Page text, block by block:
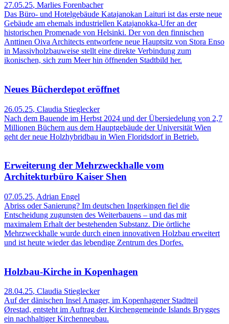
27.05.25, Marlies Forenbacher
Das Büro- und Hotelgebäude Katajanokan Laituri ist das erste neue
Gebäude am ehemals industriellen Katajanokka-Ufer an der
historischen Promenade von Helsinki. Der von den finnischen
Anttinen Oiva Architects entworfene neue Hauptsitz von Stora Enso
in Massivholzbauweise stellt eine direkte Verbindung zum
ikonischen, sich zum Meer hin öffnenden Stadtbild her.
Neues Bücherdepot eröffnet
26.05.25, Claudia Stieglecker
Nach dem Bauende im Herbst 2024 und der Übersiedelung von 2,7
Millionen Büchern aus dem Hauptgebäude der Universität Wien
geht der neue Holzhybridbau in Wien Floridsdorf in Betrieb.
Erweiterung der Mehrzweckhalle vom
Architekturbüro Kaiser Shen
07.05.25, Adrian Engel
Abriss oder Sanierung? Im deutschen Ingerkingen fiel die
Entscheidung zugunsten des Weiterbauens – und das mit
maximalem Erhalt der bestehen­den Substanz. Die örtliche
Mehrzweckhalle wurde durch einen innovativen Holzbau erweitert
und ist heute wieder das lebendige Zentrum des Dorfes.
Holzbau-Kirche in Kopenhagen
28.04.25, Claudia Stieglecker
Auf der dänischen Insel Amager, im Kopenhagener Stadtteil
Ørestad, entsteht im Auftrag der Kirchengemeinde Islands Brygges
ein nachhaltiger Kirchenneubau.